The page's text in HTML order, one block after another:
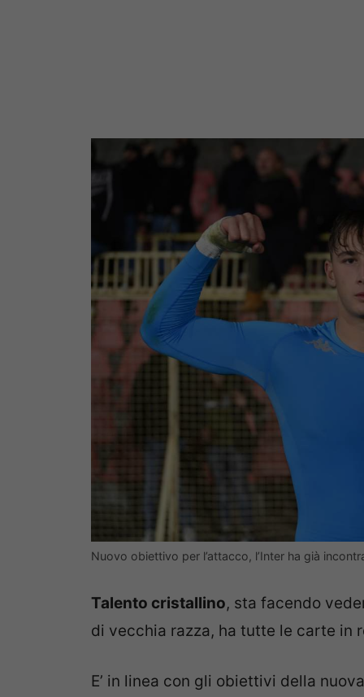
Nuovo obiettivo per l’attacco, l’Inter ha già
Talento cristallino, sta facendo
di vecchia razza, ha tutte le carte in
E’ in linea con gli obiettivi della